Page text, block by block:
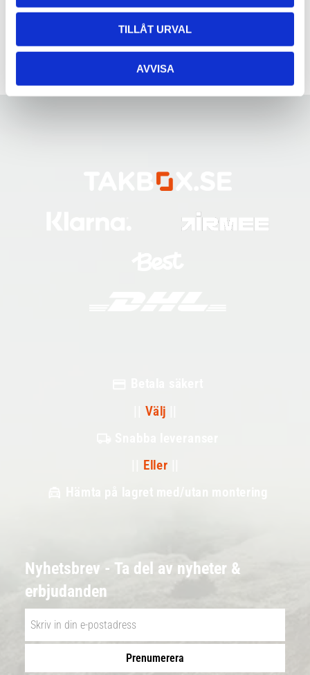
TILLÅT URVAL
AVVISA
Välj
Eller
Hämta på lagret med/utan montering
Nyhetsbrev - Ta del av nyheter &
erbjudanden
Prenumerera